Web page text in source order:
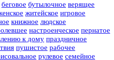
беговое бутылочное верящее
житейское игровое
книжное людское
настроенческое пернатое
к дому праздничное
пушистое рабочее
рулевое семейное